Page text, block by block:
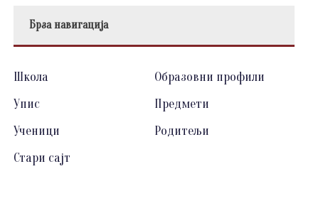
Брза навигација
Школа
Образовни профили
Упис
Предмети
Ученици
Родитељи
Стари сајт